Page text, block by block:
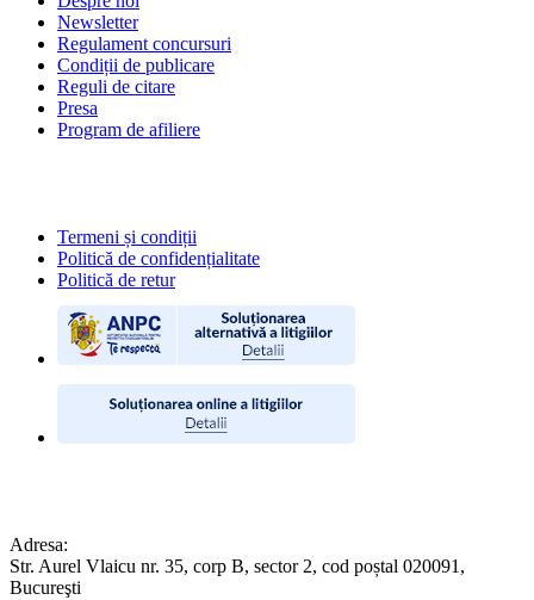
Newsletter
Regulament concursuri
Condiții de publicare
Reguli de citare
Presa
Program de afiliere
Termeni și condiții
Politică de confidențialitate
Politică de retur
Adresa:
Str. Aurel Vlaicu nr. 35, corp B, sector 2, cod poștal 020091,
Bucureşti